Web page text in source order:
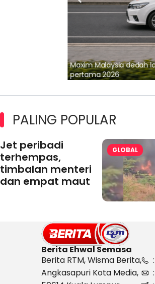
Maxim Malaysia dedah
pertama 2026
PALING POPULAR
Jet peribadi
terhempas,
timbalan menteri
dan empat maut
GLOBAL
Berita Ehwal Semasa
Berita RTM, Wisma Berita,
Angkasapuri Kota Media,